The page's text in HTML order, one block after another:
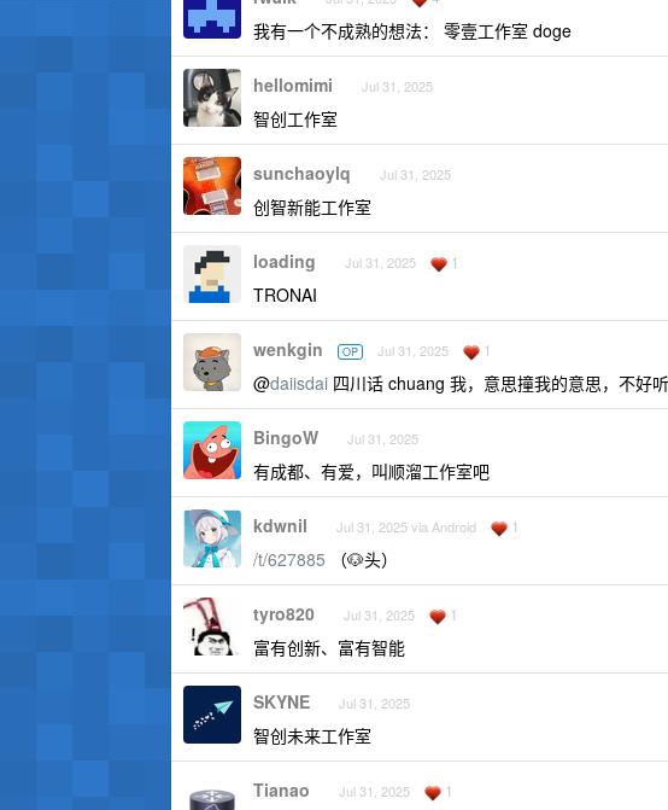
我有一个不成熟的想法： 零壹工作室 doge
hellomimi Jul 31, 2025
智创工作室
sunchaoylq Jul 31, 2025
创智新能工作室
loading Jul 31, 2025 1
TRONAI
wenkgin OP Jul 31, 2025 1
@daiisdai 四川话 chuang 我，意思撞我的意思，不好
BingoW Jul 31, 2025
有成都、有爱，叫顺溜工作室吧
kdwnil Jul 31, 2025 via Android 1
/t/627885 （🐶头）
tyro820 Jul 31, 2025 1
富有创新、富有智能
SKYNE Jul 31, 2025
智创未来工作室
Tianao Jul 31, 2025 1